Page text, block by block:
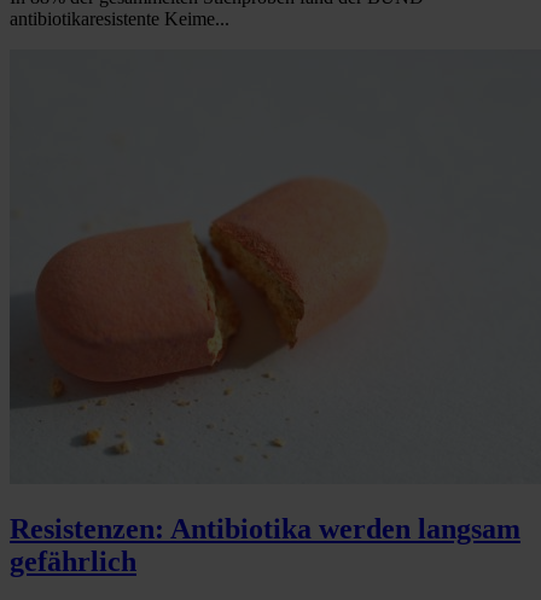
antibiotikaresistente Keime...
Resistenzen: Antibiotika werden langsam
gefährlich